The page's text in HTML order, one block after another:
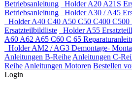
Betriebsanleitung
Holder A20 A21S
Betriebsanleitung
Holder A30 / A45
Holder A40 C40 A50 C50 C400 C500
Ersatzteilbildliste
Holder A55
A60 A62 A65 C60 C 65
Holder AM2 / AG3 Demontage-
Anleitungen B-Reihe Anleitungen C-
Reihe Anleitungen Motoren Bestellen
Login